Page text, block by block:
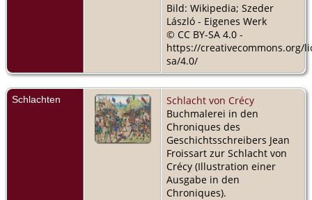
Bild: Wikipedia; Szeder
László - Eigenes Werk
© CC BY-SA 4.0 -
https://creativecommons.org/
sa/4.0/
Schlachten
Schlacht von Crécy
Buchmalerei in den
Chroniques des
Geschichtsschreibers Jean
Froissart zur Schlacht von
Crécy (Illustration einer
Ausgabe in den
Chroniques).